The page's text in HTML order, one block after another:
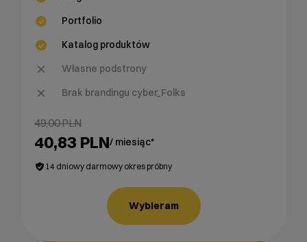
Portfolio
Katalog produktów
Własne podstrony
Brak brandingu cyber_Folks
49,00 PLN
40,83 PLN/ miesiąc*
14 dniowy darmowy okres próbny
Wybieram